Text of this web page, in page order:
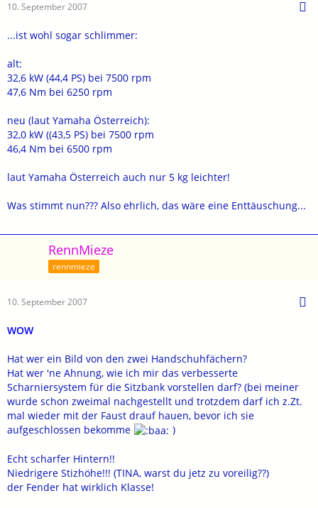
10. September 2007
...ist wohl sogar schlimmer:
alt:
32,6 kW (44,4 PS) bei 7500 rpm
47,6 Nm bei 6250 rpm
neu (laut Yamaha Österreich):
32,0 kW ((43,5 PS) bei 7500 rpm
46,4 Nm bei 6500 rpm
laut Yamaha Österreich auch nur 5 kg leichter!
Was stimmt nun??? Also ehrlich, das wäre eine Enttäuschung...
RennMieze
rennmieze
10. September 2007
WOW
Hat wer ein Bild von den zwei Handschuhfächern?
Hat wer 'ne Ahnung, wie ich mir das verbesserte
Scharniersystem für die Sitzbank vorstellen darf? (bei meiner
wurde schon zweimal nachgestellt und trotzdem darf ich z.Zt.
mal wieder mit der Faust drauf hauen, bevor ich sie
aufgeschlossen bekomme
)
Echt scharfer Hintern!!
Niedrigere Stizhöhe!!! (TINA, warst du jetz zu voreilig??)
der Fender hat wirklich Klasse!